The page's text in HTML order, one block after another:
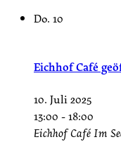
Do. 10
Eichhof Café
10. Juli 2025
13:00 -18:00
Eichhof CaféIm